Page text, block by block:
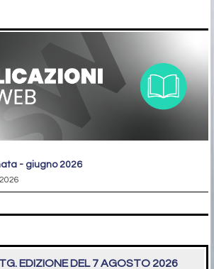
- giugno 2026
EDIZIONE DEL 7 AGOSTO 2026